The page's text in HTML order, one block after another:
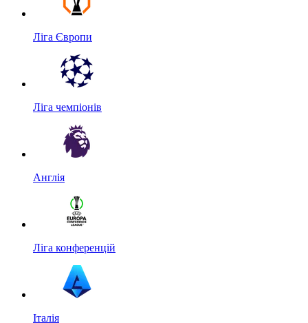
Ліга Європи
Ліга чемпіонів
Англія
Ліга конференцій
Італія